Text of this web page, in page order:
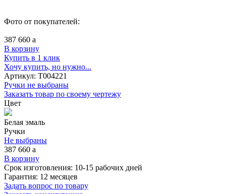
Фото от покупателей:
387 660 a
В корзину
Купить в 1 клик
Хочу купить, но нужно...
Артикул: Т004221
Ручки не выбраны
Заказать товар по своему чертежу
Цвет
Белая эмаль
Ручки
Не выбраны
387 660 a
В корзину
Срок изготовления: 10-15 рабочих дней
Гарантия: 12 месяцев
Задать вопрос по товару